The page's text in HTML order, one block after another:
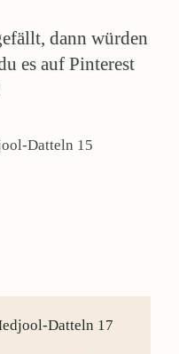
dann würden
es auf Pinterest